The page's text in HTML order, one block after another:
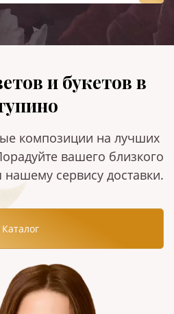
и букетов в
композиции на лучших
вашего близкого
нашему сервису доставки.
Каталог